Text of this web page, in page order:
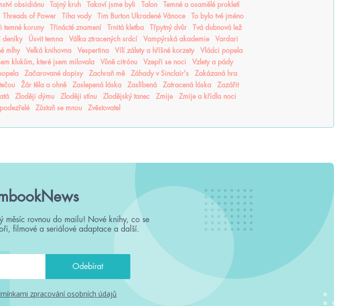
obsidiánu Tajný kruh Takoví jsme byli Talon
Temné a osamělé prokletí
Threads of Power Tíha vody Tim Burton Ukradené Vánoce
To bylo tvé jméno
temné koruny Třinácté znamení Trnitá kletba Třpytný dvůr
Tvá dubnová lež
deníky Úsvit temna Válka ztracených srdcí Vampýrská akademie
Vardari
mlhy Velká knihovna Vespertina Vílí zálety a hříšné korzety
Vládci popela
klukům, které jsem milovala Vůně citrónu Vzepři se noci
Vzlety a pády
Začarované dopisy Zachraň mě Záhady v Sinclair's
Zakázaná hra
Žár těla a ohně Zaslepená láska Zaslíbená Zatracená láska
Zazářit
Zloději dýmu Zloději stínu Zlodějský tanec Zmije
Zmije a křídla noci
Zůstaň se mnou Zvěstovatel
měsíc rovnou do mailu! Nové knihy, co se
filmové a seriálové adaptace a další.
zpracování osobních údajů